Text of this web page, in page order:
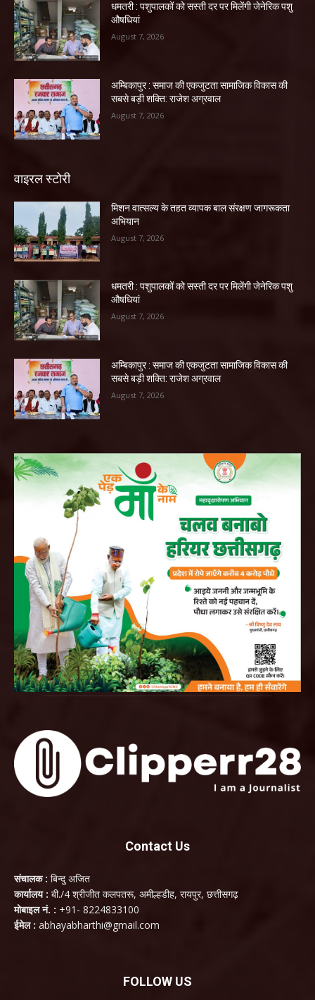
धमतरी : पशुपालकों को सस्ती दर पर मिलेंगी जेनेरिक पशु
औषधियां
August 7, 2026
अम्बिकापुर : समाज की एकजुटता सामाजिक विकास की
सबसे बड़ी शक्ति: राजेश अग्रवाल
August 7, 2026
वाइरल स्टोरी
मिशन वात्सल्य के तहत व्यापक बाल संरक्षण जागरूकता
अभियान
August 7, 2026
धमतरी : पशुपालकों को सस्ती दर पर मिलेंगी जेनेरिक पशु
औषधियां
August 7, 2026
अम्बिकापुर : समाज की एकजुटता सामाजिक विकास की
सबसे बड़ी शक्ति: राजेश अग्रवाल
August 7, 2026
Contact Us
संचालक : बिन्दु अजित
कार्यालय : बी./4 श्रीजीत कलपतरू, अमील्हडीह, रायपुर, छत्तीसगढ़
मोबाइल नं. : +91- 8224833100
ईमेल : abhayabharthi@gmail.com
FOLLOW US